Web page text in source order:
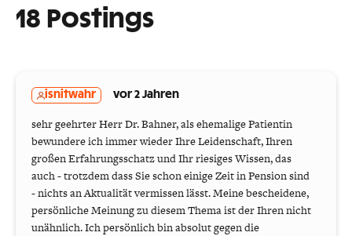
18 Postings
isnitwahr vor 2 Jahren
sehr geehrter Herr Dr. Bahner, als ehemalige Patientin
bewundere ich immer wieder Ihre Leidenschaft, Ihren
großen Erfahrungsschatz und Ihr riesiges Wissen, das
auch - trotzdem dass Sie schon einige Zeit in Pension sind
- nichts an Aktualität vermissen lässt. Meine bescheidene,
persönliche Meinung zu diesem Thema ist der Ihren nicht
unähnlich. Ich persönlich bin absolut gegen die